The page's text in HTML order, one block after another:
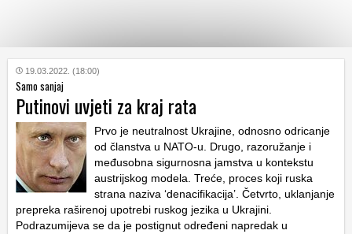
KATEGORIJE
HRVATSKI
WEB
19.03.2022. (18:00)
Samo sanjaj
Putinovi uvjeti za kraj rata
Prvo je neutralnost Ukrajine, odnosno odricanje
od članstva u NATO-u. Drugo, razoružanje i
međusobna sigurnosna jamstva u kontekstu
austrijskog modela. Treće, proces koji ruska
strana naziva ‘denacifikacija’. Četvrto, uklanjanje
prepreka raširenoj upotrebi ruskog jezika u Ukrajini.
Podrazumijeva se da je postignut određeni napredak u